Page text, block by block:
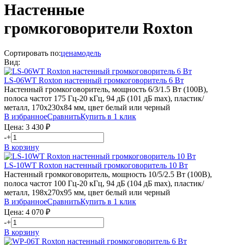
Настенные
громкоговорители Roxton
Сортировать по:ценамодель
Вид:
LS-06WT Roxton настенный громкоговоритель 6 Вт
Настенный громкоговоритель, мощность 6/3/1.5 Вт (100В),
полоса частот 175 Гц-20 кГц, 94 дБ (101 дБ max), пластик/
металл, 170х230х84 мм, цвет белый или черный
В избранноеСравнитьКупить в 1 клик
Цена: 3 430 ₽
-+
В корзину
LS-10WT Roxton настенный громкоговоритель 10 Вт
Настенный громкоговоритель, мощность 10/5/2.5 Вт (100В),
полоса частот 100 Гц-20 кГц, 94 дБ (104 дБ max), пластик/
металл, 198х270х95 мм, цвет белый или черный
В избранноеСравнитьКупить в 1 клик
Цена: 4 070 ₽
-+
В корзину